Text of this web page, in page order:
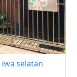
selatan